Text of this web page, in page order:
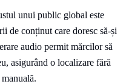
unui public global este
de conținut care doresc să-și
audio permit mărcilor să
asigurând o localizare fără